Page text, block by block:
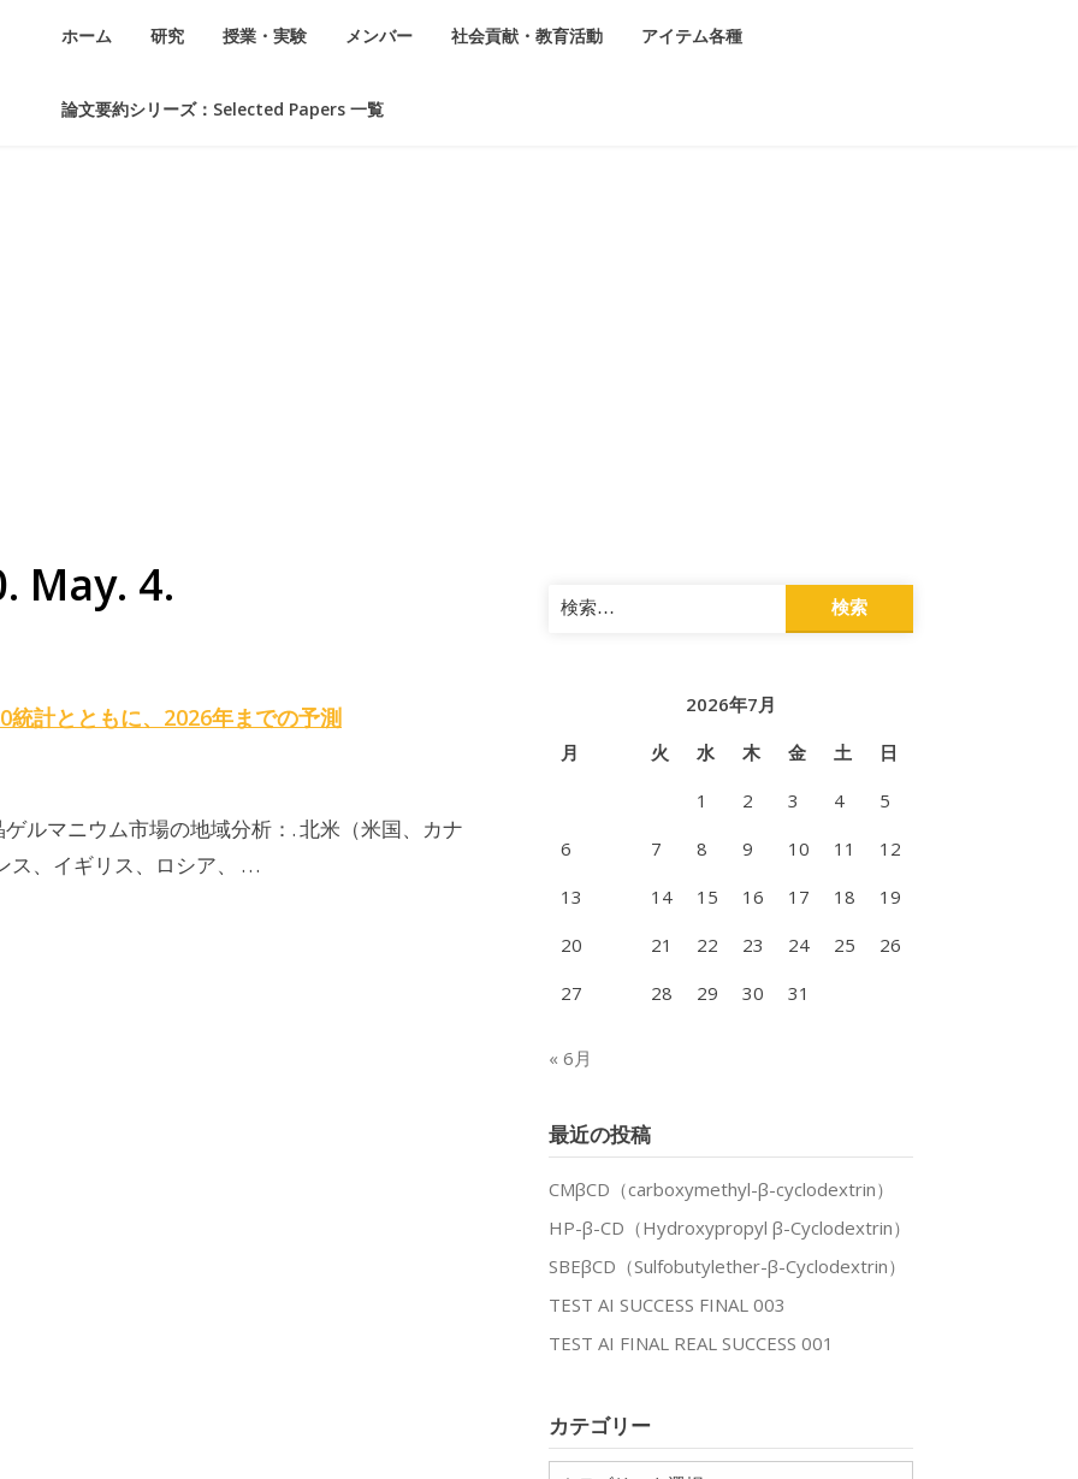
ホーム 研究 授業・実験 メンバー 社会貢献・教育活動 アイテム各種
論文要約シリーズ：Selected Papers 一覧
May. 4.
計とともに、2026年までの予測
ルマニウム市場の地域分析：. 北米（米国、カナ
ス、イギリス、ロシア、 …
検
索:
2026年7月
月
火 水 木 金 土
日
1
2 3 4
5
6
7 8 9 10 11
12
13
14 15 16 17 18
19
20
21 22 23 24 25
26
27
28 29 30 31
« 6月
最近の投稿
CMβCD（carboxymethyl-β-cyclodextrin）
HP-β-CD（Hydroxypropyl β-Cyclodextrin）
SBEβCD（Sulfobutylether-β-Cyclodextrin）
TEST AI SUCCESS FINAL 003
TEST AI FINAL REAL SUCCESS 001
カテゴリー